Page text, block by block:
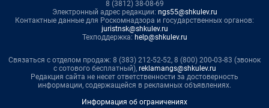
8 (3812) 38-08-69
Электронный адрес редакции: ngs55@shkulev.ru
Контактные данные для Роскомнадзора и государственных органов:
juristnsk@shkulev.ru
Техподдержка: help@shkulev.ru
Связаться с отделом продаж: 8 (383) 212-52-52, 8 (800) 200-03-83 (звонок
с сотового бесплатный), reklamangs@shkulev.ru
Редакция сайта не несет ответственности за достоверность
информации, содержащейся в рекламных объявлениях.
Информация об ограничениях